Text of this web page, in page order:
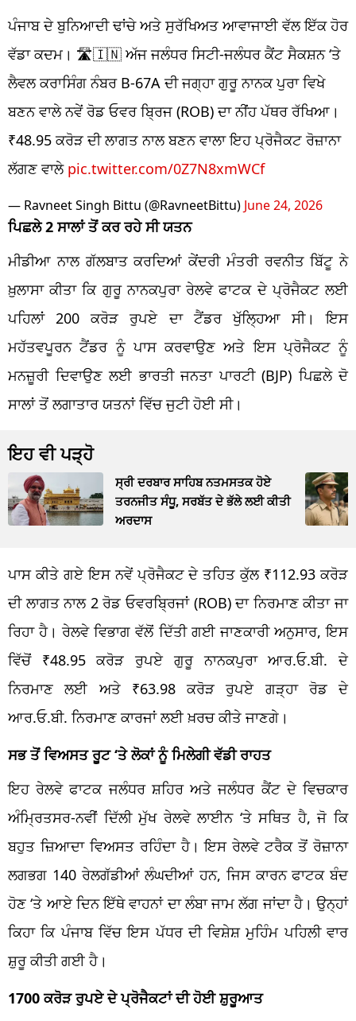
ਪੰਜਾਬ ਦੇ ਬੁਨਿਆਦੀ ਢਾਂਚੇ ਅਤੇ ਸੁਰੱਖਿਅਤ ਆਵਾਜਾਈ ਵੱਲ ਇੱਕ ਹੋਰ
ਵੱਡਾ ਕਦਮ। 🛣️🇮🇳 ਅੱਜ ਜਲੰਧਰ ਸਿਟੀ-ਜਲੰਧਰ ਕੈਂਟ ਸੈਕਸ਼ਨ ‘ਤੇ
ਲੈਵਲ ਕਰਾਸਿੰਗ ਨੰਬਰ B-67A ਦੀ ਜਗ੍ਹਾ ਗੁਰੂ ਨਾਨਕ ਪੁਰਾ ਵਿਖੇ
ਬਣਨ ਵਾਲੇ ਨਵੇਂ ਰੋਡ ਓਵਰ ਬ੍ਰਿਜ (ROB) ਦਾ ਨੀਂਹ ਪੱਥਰ ਰੱਖਿਆ।
₹48.95 ਕਰੋੜ ਦੀ ਲਾਗਤ ਨਾਲ ਬਣਨ ਵਾਲਾ ਇਹ ਪ੍ਰੋਜੈਕਟ ਰੋਜ਼ਾਨਾ
ਲੱਗਣ ਵਾਲੇ pic.twitter.com/0Z7N8xmWCf
— Ravneet Singh Bittu (@RavneetBittu) June 24, 2026
ਪਿਛਲੇ 2 ਸਾਲਾਂ ਤੋਂ ਕਰ ਰਹੇ ਸੀ ਯਤਨ
ਮੀਡੀਆ ਨਾਲ ਗੱਲਬਾਤ ਕਰਦਿਆਂ ਕੇਂਦਰੀ ਮੰਤਰੀ ਰਵਨੀਤ ਬਿੱਟੂ ਨੇ
ਖ਼ੁਲਾਸਾ ਕੀਤਾ ਕਿ ਗੁਰੂ ਨਾਨਕਪੁਰਾ ਰੇਲਵੇ ਫਾਟਕ ਦੇ ਪ੍ਰੋਜੈਕਟ ਲਈ
ਪਹਿਲਾਂ 200 ਕਰੋੜ ਰੁਪਏ ਦਾ ਟੈਂਡਰ ਖੁੱਲ੍ਹਿਆ ਸੀ। ਇਸ
ਮਹੱਤਵਪੂਰਨ ਟੈਂਡਰ ਨੂੰ ਪਾਸ ਕਰਵਾਉਣ ਅਤੇ ਇਸ ਪ੍ਰੋਜੈਕਟ ਨੂੰ
ਮਨਜ਼ੂਰੀ ਦਿਵਾਉਣ ਲਈ ਭਾਰਤੀ ਜਨਤਾ ਪਾਰਟੀ (BJP) ਪਿਛਲੇ ਦੋ
ਸਾਲਾਂ ਤੋਂ ਲਗਾਤਾਰ ਯਤਨਾਂ ਵਿੱਚ ਜੁਟੀ ਹੋਈ ਸੀ।
ਇਹ ਵੀ ਪੜ੍ਹੋ
ਸ੍ਰੀ ਦਰਬਾਰ ਸਾਹਿਬ ਨਤਮਸਤਕ ਹੋਏ
ਤਰਨਜੀਤ ਸੰਧੂ, ਸਰਬੱਤ ਦੇ ਭੱਲੇ ਲਈ ਕੀਤੀ
ਅਰਦਾਸ
ਪਾਸ ਕੀਤੇ ਗਏ ਇਸ ਨਵੇਂ ਪ੍ਰੋਜੈਕਟ ਦੇ ਤਹਿਤ ਕੁੱਲ ₹112.93 ਕਰੋੜ
ਦੀ ਲਾਗਤ ਨਾਲ 2 ਰੋਡ ਓਵਰਬ੍ਰਿਜਾਂ (ROB) ਦਾ ਨਿਰਮਾਣ ਕੀਤਾ ਜਾ
ਰਿਹਾ ਹੈ। ਰੇਲਵੇ ਵਿਭਾਗ ਵੱਲੋਂ ਦਿੱਤੀ ਗਈ ਜਾਣਕਾਰੀ ਅਨੁਸਾਰ, ਇਸ
ਵਿੱਚੋਂ ₹48.95 ਕਰੋੜ ਰੁਪਏ ਗੁਰੂ ਨਾਨਕਪੁਰਾ ਆਰ.ਓ.ਬੀ. ਦੇ
ਨਿਰਮਾਣ ਲਈ ਅਤੇ ₹63.98 ਕਰੋੜ ਰੁਪਏ ਗੜ੍ਹਾ ਰੋਡ ਦੇ
ਆਰ.ਓ.ਬੀ. ਨਿਰਮਾਣ ਕਾਰਜਾਂ ਲਈ ਖ਼ਰਚ ਕੀਤੇ ਜਾਣਗੇ।
ਸਭ ਤੋਂ ਵਿਅਸਤ ਰੂਟ ‘ਤੇ ਲੋਕਾਂ ਨੂੰ ਮਿਲੇਗੀ ਵੱਡੀ ਰਾਹਤ
ਇਹ ਰੇਲਵੇ ਫਾਟਕ ਜਲੰਧਰ ਸ਼ਹਿਰ ਅਤੇ ਜਲੰਧਰ ਕੈਂਟ ਦੇ ਵਿਚਕਾਰ
ਅੰਮ੍ਰਿਤਸਰ-ਨਵੀਂ ਦਿੱਲੀ ਮੁੱਖ ਰੇਲਵੇ ਲਾਈਨ ‘ਤੇ ਸਥਿਤ ਹੈ, ਜੋ ਕਿ
ਬਹੁਤ ਜ਼ਿਆਦਾ ਵਿਅਸਤ ਰਹਿੰਦਾ ਹੈ। ਇਸ ਰੇਲਵੇ ਟਰੈਕ ਤੋਂ ਰੋਜ਼ਾਨਾ
ਲਗਭਗ 140 ਰੇਲਗੱਡੀਆਂ ਲੰਘਦੀਆਂ ਹਨ, ਜਿਸ ਕਾਰਨ ਫਾਟਕ ਬੰਦ
ਹੋਣ ‘ਤੇ ਆਏ ਦਿਨ ਇੱਥੇ ਵਾਹਨਾਂ ਦਾ ਲੰਬਾ ਜਾਮ ਲੱਗ ਜਾਂਦਾ ਹੈ। ਉਨ੍ਹਾਂ
ਕਿਹਾ ਕਿ ਪੰਜਾਬ ਵਿੱਚ ਇਸ ਪੱਧਰ ਦੀ ਵਿਸ਼ੇਸ਼ ਮੁਹਿੰਮ ਪਹਿਲੀ ਵਾਰ
ਸ਼ੁਰੂ ਕੀਤੀ ਗਈ ਹੈ।
1700 ਕਰੋੜ ਰੁਪਏ ਦੇ ਪ੍ਰੋਜੈਕਟਾਂ ਦੀ ਹੋਈ ਸ਼ੁਰੂਆਤ